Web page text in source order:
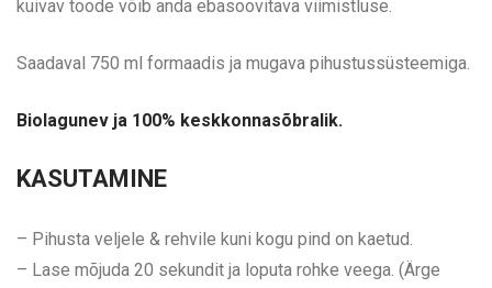
kuivav toode võib anda ebasoovitava viimistluse.
Saadaval 750 ml formaadis ja mugava pihustussüsteemiga.
Biolagunev ja 100% keskkonnasõbralik.
KASUTAMINE
– Pihusta veljele & rehvile kuni kogu pind on kaetud.
– Lase mõjuda 20 sekundit ja loputa rohke veega. (Ärge